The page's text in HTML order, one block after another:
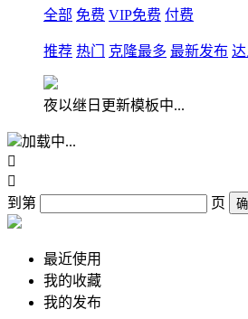
全部 免费 VIP免费 付费
推荐 热门 克隆最多 最新发布
夜以继日更新模板中...
加载中...


到第
页
最近使用
我的收藏
我的发布